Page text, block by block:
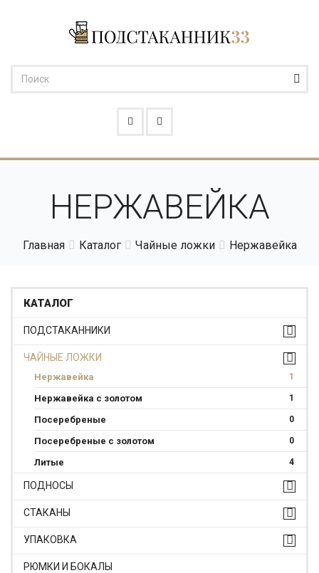
НЕРЖАВЕЙКА
Главная Каталог Чайные ложки Нержавейка
КАТАЛОГ
ПОДСТАКАННИКИ
ЧАЙНЫЕ ЛОЖКИ
Нержавейка 1
Нержавейка с золотом 1
Посеребреные 0
Посеребреные с золотом 0
Литые 4
ПОДНОСЫ
СТАКАНЫ
УПАКОВКА
РЮМКИ И БОКАЛЫ